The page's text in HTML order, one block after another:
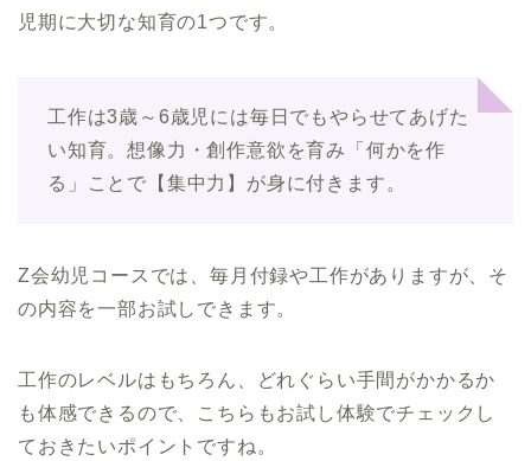
児期に大切な知育の1つです。
工作は3歳～6歳児には毎日でもやらせてあげた
い知育。想像力・創作意欲を育み「何かを作
る」ことで【集中力】が身に付きます。
Z会幼児コースでは、毎月付録や工作がありますが、そ
の内容を一部お試しできます。
工作のレベルはもちろん、どれぐらい手間がかかるか
も体感できるので、こちらもお試し体験でチェックし
ておきたいポイントですね。